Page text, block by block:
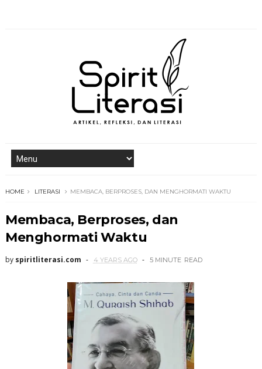
HOME LITERASI MEMBACA, BERPROSES, DAN MENGHORMATI WAKTU
Membaca, Berproses, dan
Menghormati Waktu
by spiritliterasi.com 4 YEARS AGO 5 MINUTE READ